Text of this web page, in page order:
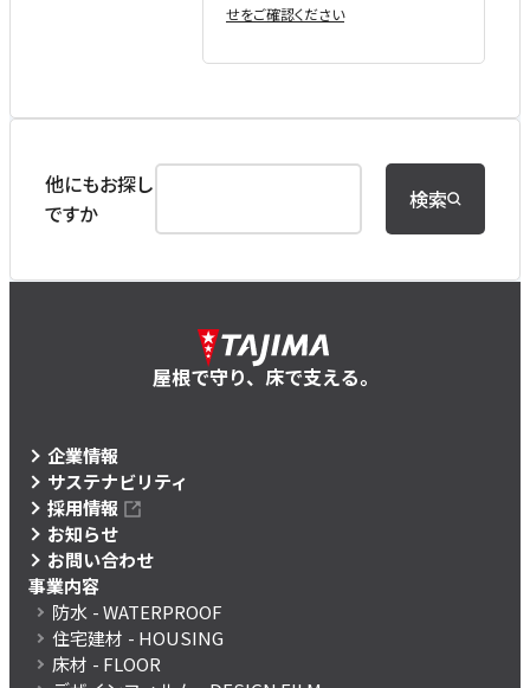
せをご確認ください
他にもお探し
ですか
検索
屋根で守り、床で支える。
企業情報
サステナビリティ
採用情報
お知らせ
お問い合わせ
事業内容
防水 - WATERPROOF
住宅建材 - HOUSING
床材 - FLOOR